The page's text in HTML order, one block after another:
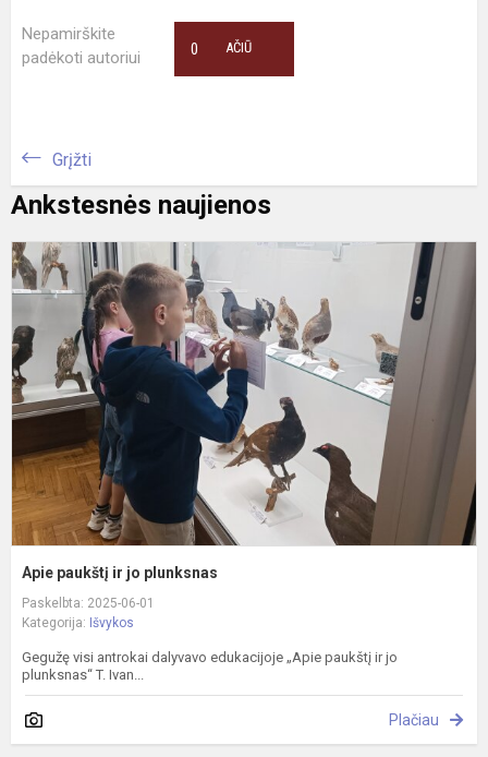
Nepamirškite
padėkoti autoriui
AČIŪ
0
Grįžti
Ankstesnės naujienos
Apie paukštį ir jo plunksnas
Paskelbta: 2025-06-01
Kategorija: Išvykos
Gegužę visi antrokai dalyvavo edukacijoje „Apie paukštį ir jo
plunksnas“ T. Ivan...
Plačiau